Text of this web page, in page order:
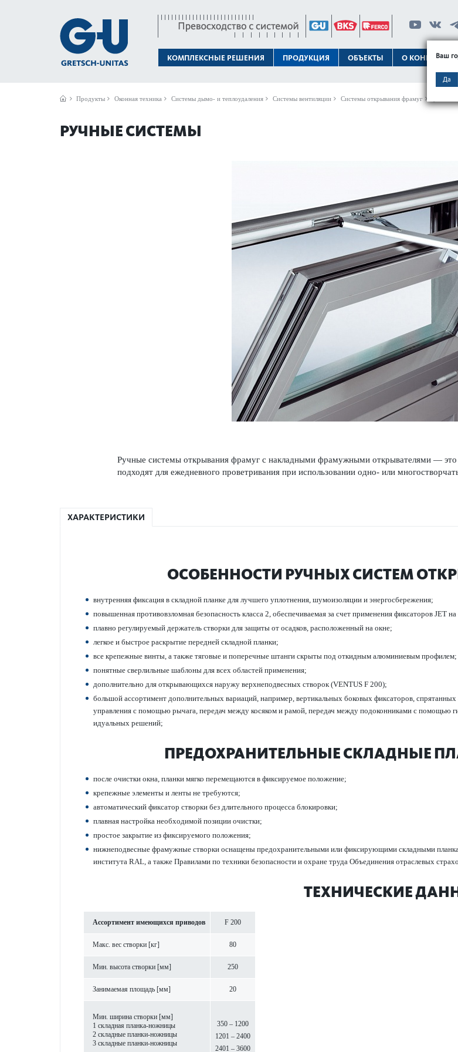
КОМПЛЕКСНЫЕ РЕШЕНИЯ ПРОДУКЦИЯ ОБЪЕКТЫ О КОНЦЕРНЕ
Ваш
Да
Продукты Оконная техника Системы дымо- и теплоудаления Системы вентиляции Системы открывания фрамуг
РУЧНЫЕ СИСТЕМЫ
Ручные сис­темы открывания фрамуг с накладными фрамужными открывате­лями —
подходят для еже­дн­евного проветр­ивания при исполь­зовании одно- или
ХАРАКТЕРИСТИКИ
ОСОБЕННОСТИ РУЧНЫХ СИСТЕМ
внутренняя фиксация в складной планке для лучшего уплотнения, шумои­з­ол­яции и энергосбережения;
повы­шенная против­овзломная безоп­асность класса 2, обеспечиваемая за счет применения фиксат­оров JET
плавно регулируемый держатель створки для защиты от осадков, распол­оженный на окне;
легкое и быстрое раскрытие пер­едней складной планки;
все крепежные винты, а также тяговые и попе­р­ечные штанги скрыты под откидным алюминиевым профилем;
понятные сверлильные шаблоны для всех обла­стей применения;
дополнительно для открывающихся наружу верхнепо­д­в­есных створок (VENTUS F 200);
большой ассортимент дополнительных вариаций, например, вертик­альных боковых фиксат­оров,
управ­ления с помощью рычага, пер­едач между косяком и рамой, пер­едач между подоко­нни­ками с помощью
идуальных решений;
ПРЕДО­Х­РАНИТЕЛЬНЫЕ СКЛАДНЫЕ
после очистки окна, планки мягко пер­емещаются в фиксируемое пол­ожение;
крепежные элементы и ленты не требуются;
автом­ат­ический фиксатор створки без длительного процесса блокировки;
плавная наст­ройка нео­б­ход­имой позиции очистки;
про­стое закрытие из фиксируемого пол­ожения;
нижнепо­д­в­есные фрамужные створки оснащены предо­х­ранительными или фиксирующими складными
института RAL, а также Прав­и­лами по техники безоп­асности и охране труда Объединения отрасл­евых
ТЕХНИЧЕСКИЕ
Ассортимент имеющихся при­в­одов F 200
Макс. вес створки [кг] 80
Мин. высота створки [мм] 250
Занимаемая площадь [мм] 20
Мин. ширина створки [мм]
1 складная планка-нож­ницы
2 складные планки-нож­ницы
3 складные планки-нож­ницы
350 – 1200
1201 – 2400
2401 – 3600